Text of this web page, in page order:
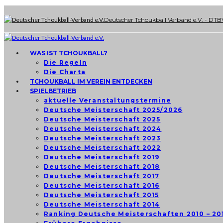
Deutscher Tchoukball Verband e.V. -
WAS IST TCHOUKBALL?
Die Regeln
Die Charta
TCHOUKBALL IM VEREIN ENTDECKEN
SPIELBETRIEB
aktuelle Veranstaltungstermine
Deutsche Meisterschaft 2025/2026
Deutsche Meisterschaft 2025
Deutsche Meisterschaft 2024
Deutsche Meisterschaft 2023
Deutsche Meisterschaft 2022
Deutsche Meisterschaft 2019
Deutsche Meisterschaft 2018
Deutsche Meisterschaft 2017
Deutsche Meisterschaft 2016
Deutsche Meisterschaft 2015
Deutsche Meisterschaft 2014
Ranking Deutsche Meisterschaften 2010 –